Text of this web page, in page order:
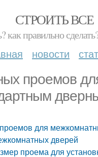
СТРОИТЬ ВСЕ
как правильно
новости
проемов
для
дверей
проема для